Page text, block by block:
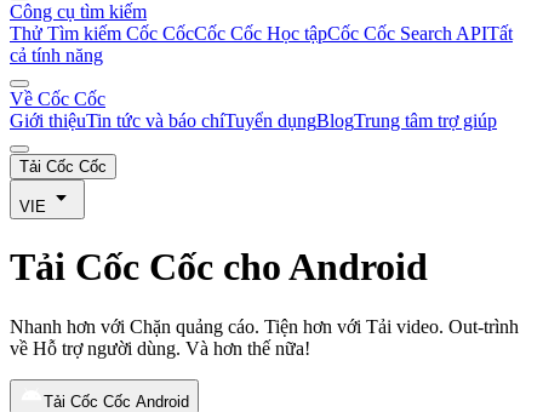
Công cụ tìm kiếm
Thử Tìm kiếm Cốc CốcCốc Cốc Học tậpCốc Cốc Search APITất
cả tính năng
Về Cốc Cốc
Giới thiệuTin tức và báo chíTuyển dụngBlogTrung tâm trợ giúp
Tải Cốc Cốc
VIE
Tải Cốc Cốc cho Android
Nhanh hơn với Chặn quảng cáo. Tiện hơn với Tải video. Out-trình
về Hỗ trợ người dùng. Và hơn thế nữa!
Tải Cốc Cốc Android